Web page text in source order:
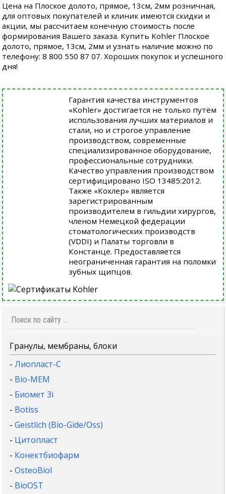
Цена на Плоское долото, прямое, 13см, 2мм розничная,
для оптовых покупателей и клиник имеются скидки и
акции, мы рассчитаем конечную стоимость после
формирования Вашего заказа. Купить Kohler Плоское
долото, прямое, 13см, 2мм и узнать наличие можно по
телефону: 8 800 550 87 07. Хороших покупок и успешного
дня!
Гарантия качества инструментов
«Kohler» достигается не только путём
использования лучших материалов и
стали, но и строгое управление
производством, современные
специализированное оборудование,
профессиональные сотрудники.
Качество управления производством
сертифицировано ISO 13485:2012.
Также «Кохлер» является
зарегистрированным
производителем в гильдии хирургов,
членом Немецкой федерации
стоматологических производств
(VDDI) и Палаты торговли в
Констанце. Предоставляется
неограниченная гарантия на поломки
зубных щипцов.
Гранулы, мембраны, блоки
-Лиопласт-С
- Bio-MEM
- Биомет 3i
- Botiss
-Geistlich (Bio-Gide/Oss)
- Цитопласт
- Конектбиофарм
-OsteoBiol
- BioOST